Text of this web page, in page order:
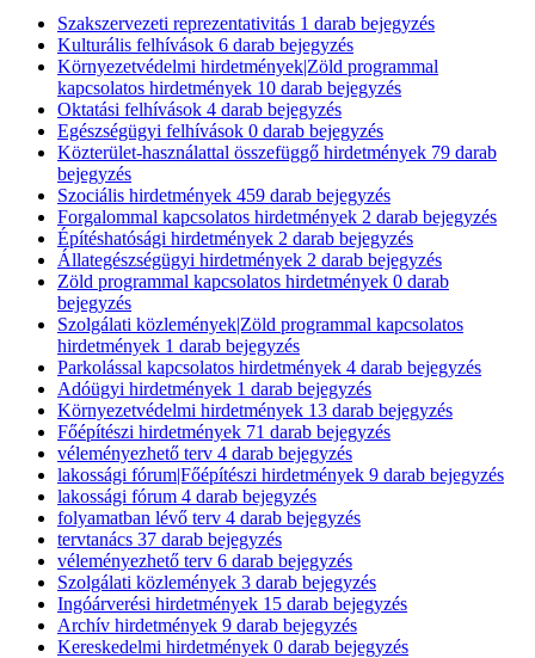
Szakszervezeti reprezentativitás 1 darab bejegyzés
Kulturális felhívások 6 darab bejegyzés
Környezetvédelmi hirdetmények|Zöld programmal
kapcsolatos hirdetmények 10 darab bejegyzés
Oktatási felhívások 4 darab bejegyzés
Egészségügyi felhívások 0 darab bejegyzés
Közterület-használattal összefüggő hirdetmények 79 darab
bejegyzés
Szociális hirdetmények 459 darab bejegyzés
Forgalommal kapcsolatos hirdetmények 2 darab bejegyzés
Építéshatósági hirdetmények 2 darab bejegyzés
Állategészségügyi hirdetmények 2 darab bejegyzés
Zöld programmal kapcsolatos hirdetmények 0 darab
bejegyzés
Szolgálati közlemények|Zöld programmal kapcsolatos
hirdetmények 1 darab bejegyzés
Parkolással kapcsolatos hirdetmények 4 darab bejegyzés
Adóügyi hirdetmények 1 darab bejegyzés
Környezetvédelmi hirdetmények 13 darab bejegyzés
Főépítészi hirdetmények 71 darab bejegyzés
véleményezhető terv 4 darab bejegyzés
lakossági fórum|Főépítészi hirdetmények 9 darab bejegyzés
lakossági fórum 4 darab bejegyzés
folyamatban lévő terv 4 darab bejegyzés
tervtanács 37 darab bejegyzés
véleményezhető terv 6 darab bejegyzés
Szolgálati közlemények 3 darab bejegyzés
Ingóárverési hirdetmények 15 darab bejegyzés
Archív hirdetmények 9 darab bejegyzés
Kereskedelmi hirdetmények 0 darab bejegyzés